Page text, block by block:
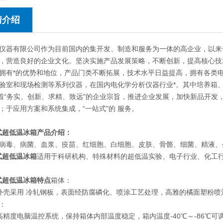
绍
器有限公司作为目前国内的集开发、制造和服务为一体的高企业，以
营造良好的企业文化。坚决实施产品发展策略，不断创新，提高核心
有*的优势和地位，产品门类不断拓展，技术水平日益提高，拥有各
室和现场检测等系列仪器，在国内电化学分析仪器行业*。其中培养箱
“务实、创新、求精、致远"的企业宗旨，推进企业发展，加快新品开
于应用方案和系统集成，“一站式"的 服务。
低温冰箱产品介绍：
毒、病菌、血浆、疫苗、红细胞、白细胞、皮肤、骨骼、细菌、精液
低温冰箱适用于科研机构、特殊材料的超低温实验、电子行业、化
低温冰箱特点箱体：
壳采用 冷轧钢板，表面经防腐磷化、喷涂工艺处理，高雅的橘面塑粉
精度电脑温控系统，保持箱体内部温度稳定，箱内温度-40℃～-86℃可